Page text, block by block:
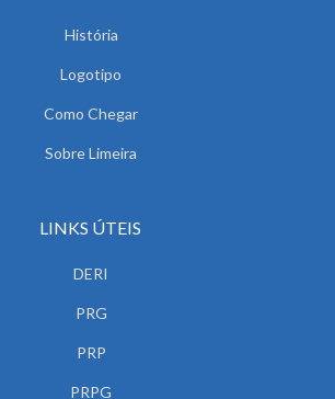
História
Logotipo
Como Chegar
Sobre Limeira
LINKS ÚTEIS
DERI
PRG
PRP
PRPG